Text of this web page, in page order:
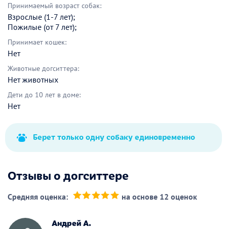
Принимаемый возраст собак:
Взрослые (1-7 лет);
Пожилые (от 7 лет);
Принимает кошек:
Нет
Животные догситтера:
Нет животных
Дети до 10 лет в доме:
Нет
Берет только одну собаку единовременно
Отзывы о догситтере
Средняя оценка: на основе 12 оценок
Андрей А.